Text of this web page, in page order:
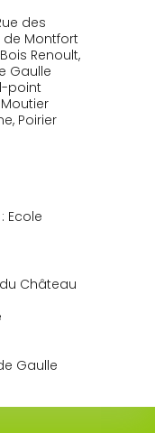
des
Montfort
Renoult,
Gaulle
point
Poirier
Ecole
Château
Gaulle